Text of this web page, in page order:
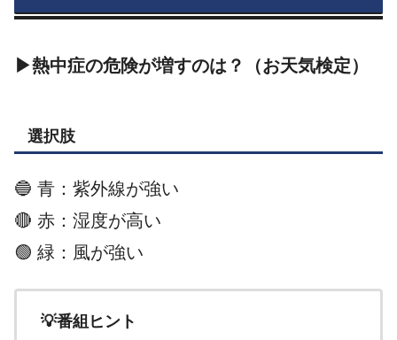
▶熱中症の危険が増すのは？（お天気検定）
選択肢
🔵 青：紫外線が強い
🔴 赤：湿度が高い
🟢 緑：風が強い
💡番組ヒント